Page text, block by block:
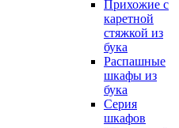
Прихожие с
каретной
стяжкой из
бука
Распашные
шкафы из
бука
Серия
шкафов